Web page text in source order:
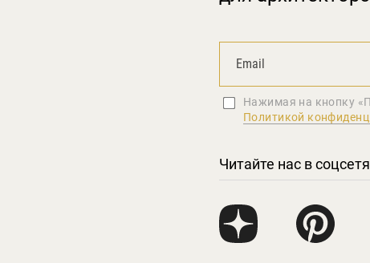
Нажимая на кнопку
Политикой
Читайте нас в